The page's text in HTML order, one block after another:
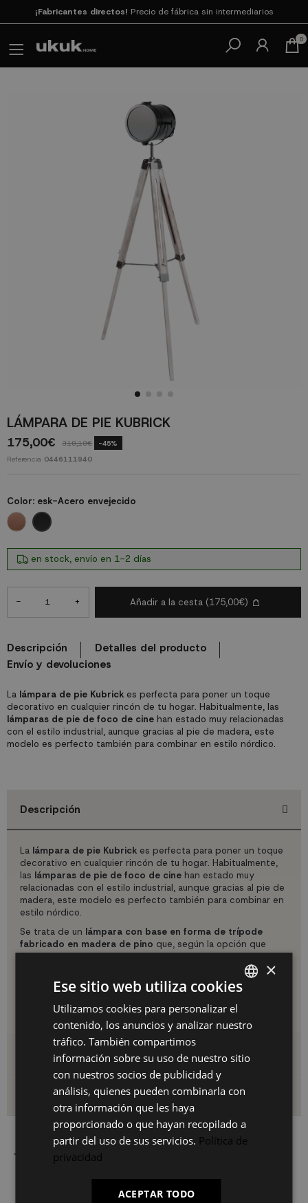
Paga en 3cuotas SIN INTERESES con SeQura
0
LÁMPARA DE PIE KUBRICK
175,00€ 318,18€ -45%
Referencia 0446111940
La lámpara de pie Kubrickes perfecta para poner un toque
decorativo en cualquier rincón de tu hogar. Habitualmente, las
lámparas de pie de foco de cine han estado muy relacionadas
con el estilo industrial, aunque gracias al pie de madera, este
modelo es perfecto también para combinar en estilo nórdico.
Color: esk-Acero envejecido
esk-Oro rosaesk-Acero envejecido
en stock, envío en 1-2 días
- + Añadir a la cesta (175,00€)
Descripción
Detalles del producto
Envío y devoluciones
Descripción
La lámpara de pie Kubrick es perfecta para poner un toque
decorativo en cualquier rincón de tu hogar. Habitualmente,
las lámparas de pie de foco de cine han estado muy
relacionadas con el estilo industrial, aunque gracias al pie de
madera, este modelo es perfecto también para combinar en
estilo nórdico.
Se trata de un lámpara con base en forma de trípode
fabricado en madera de pino que, según la opción que
elijamos, se presenta en blanco o en negro. La parte del foco
es de acero, bien envejecido o bien de color oro rosa,
contando con un difusor de cristal para regular la salida de la
luz. Funciona con bombilla de casquillo E27 (no incluida).
Medidas:Diámetro: 62 cm | Altura: 147 cm
Detalles del producto
Envío y devoluciones
También le puede interesar
SPANISH
ES
PT
×
Ese sitio web utiliza cookies
Utilizamos cookies para personalizar el
contenido, los anuncios y analizar nuestro
tráfico. También compartimos
información sobre su uso de nuestro sitio
con nuestros socios de publicidad y
análisis, quienes pueden combinarla con
otra información que les haya
proporcionado o que hayan recopilado a
partir del uso de sus servicios. Política de
privacidad
ACEPTAR TODO